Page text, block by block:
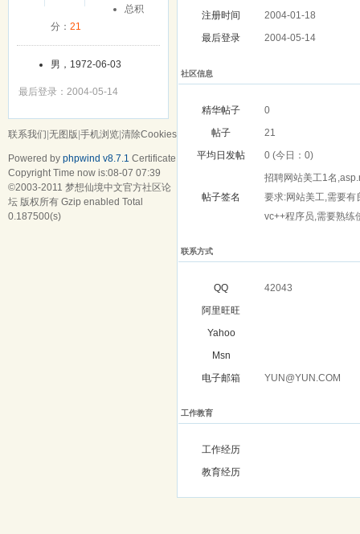
总积
分： 21
男，1972-06-03
最后登录：2004-05-14
注册时间
2004-01-18
最后登录
2004-05-14
社区信息
精华帖子
0
帖子
21
平均日发帖
0 (今日：0)
帖子签名
招聘网站美工1名
要求:网站美工,需要
vc++程序员,需要熟练
联系方式
QQ
42043
阿里旺旺
Yahoo
Msn
电子邮箱
YUN@YUN.COM
工作教育
工作经历
教育经历
联系我们 无图版 手机浏览 清除Cookies
Powered by phpwind v8.7.1 Certificate
Copyright Time now is:08-07 07:39
©2003-2011 梦想仙境中文官方社区论
坛 版权所有 Gzip enabled Total
0.187500(s)